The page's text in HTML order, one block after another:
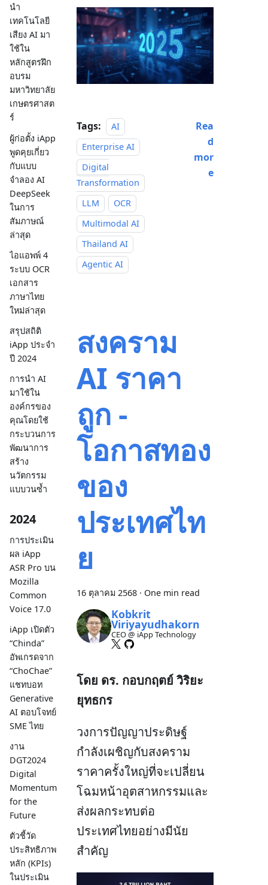
นำ
เทคโนโลยี
เสียง AI มา
ใช้ใน
หลักสูตรฝึก
อบรม
มหาวิทยาลัย
เกษตรศาสต
ร์
ผู้ก่อตั้ง iApp
พูดคุยเกี่ยว
กับแบบ
จำลอง AI
DeepSeek
ในการ
สัมภาษณ์
ล่าสุด
ไอแอพพ์ 4
ระบบ OCR
เอกสาร
ภาษาไทย
ใหม่ล่าสุด
สรุปสถิติ
iApp ประจำ
ปี 2024
การนำ AI
มาใช้ใน
องค์กรของ
คุณโดยใช้
กระบวนการ
พัฒนาการ
สร้าง
นวัตกรรม
แบบวนซ้ำ
2024
การประเมิน
ผล iApp
ASR Pro บน
Mozilla
Common
Voice 17.0
iApp เปิดตัว
“Chinda”
อัพเกรดจาก
“ChoChae”
แชทบอท
Generative
AI ตอบโจทย์
SME ไทย
งาน
DGT2024
Digital
Momentum
for the
Future
ตัวชี้วัด
ประสิทธิภาพ
หลัก (KPIs)
ในประเมิน
Tags:
AI
Enterprise AI
Digital
Transformation
LLM
OCR
Multimodal AI
Thailand AI
Agentic AI
Rea
d
mor
e
สงคราม
AI ราคา
ถูก -
โอกาสทอง
ของ
ประเทศไท
ย
16 ตุลาคม 2568 · One min read
Kobkrit
Viriyayudhakorn
CEO @ iApp Technology
โดย ดร. กอบกฤตย์ วิริยะ
ยุทธกร
วงการปัญญาประดิษฐ์
กำลังเผชิญกับสงคราม
ราคาครั้งใหญ่ที่จะเปลี่ยน
โฉมหน้าอุตสาหกรรมและ
ส่งผลกระทบต่อ
ประเทศไทยอย่างมีนัย
สำคัญ